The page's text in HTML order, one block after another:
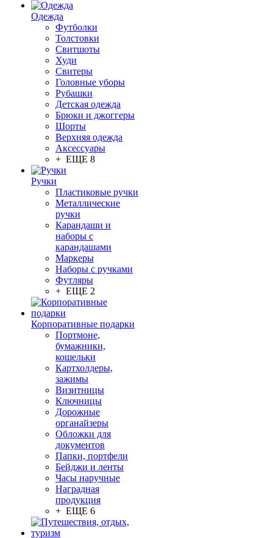
Одежда
Футболки
Толстовки
Свитшоты
Худи
Свитеры
Головные уборы
Рубашки
Детская одежда
Брюки и джоггеры
Шорты
Верхняя одежда
Аксессуары
+ ЕЩЕ 8
Ручки
Пластиковые ручки
Металлические
ручки
Карандаши и
наборы с
карандашами
Маркеры
Наборы с ручками
Футляры
+ ЕЩЕ 2
Корпоративные подарки
Портмоне,
бумажники,
кошельки
Картхолдеры,
зажимы
Визитницы
Ключницы
Дорожные
органайзеры
Обложки для
документов
Папки, портфели
Бейджи и ленты
Часы наручные
Наградная
продукция
+ ЕЩЕ 6